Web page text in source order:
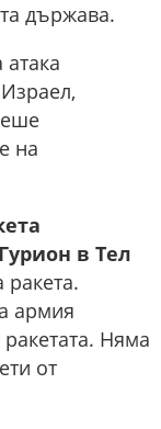
държава.
на
в Тел
ракета.
армия
Няма
от